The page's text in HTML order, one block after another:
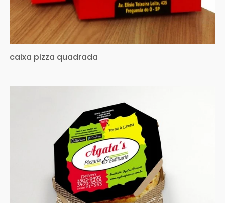
caixa pizza quadrada